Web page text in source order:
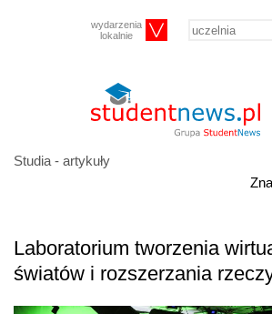
wydarzenia
lokalnie
Studia - artykuły
Laboratorium tworzenia
światów i rozszerzania